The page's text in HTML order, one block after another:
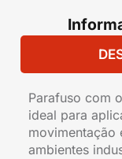
Parafuso com
ideal para
movimentação
ambientes